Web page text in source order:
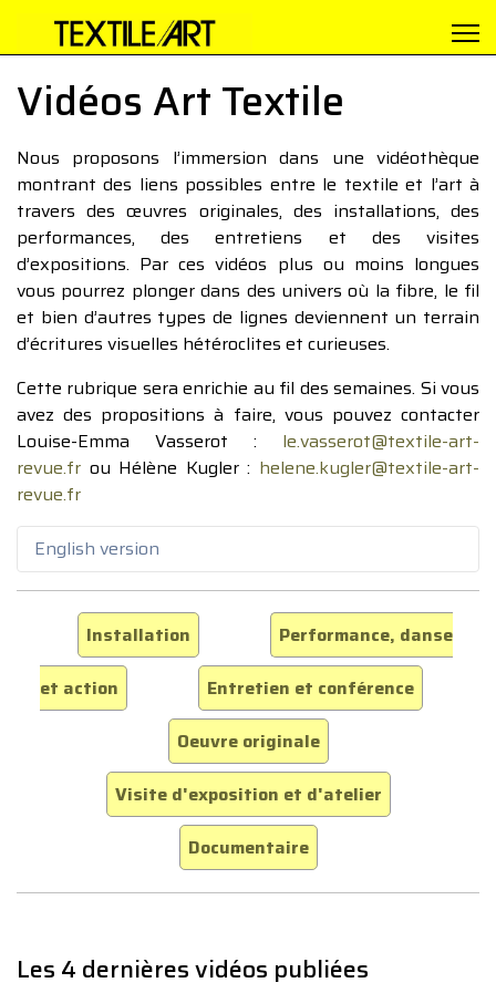
Vidéos Art Textile
Nous proposons l’immersion dans une vidéothèque
montrant des liens possibles entre le textile et l’art à
travers des œuvres originales, des installations, des
performances, des entretiens et des visites
d’expositions. Par ces vidéos plus ou moins longues
vous pourrez plonger dans des univers où la fibre, le fil
et bien d’autres types de lignes deviennent un terrain
d’écritures visuelles hétéroclites et curieuses.
Cette rubrique sera enrichie au fil des semaines. Si vous
avez des propositions à faire, vous pouvez contacter
Louise-Emma Vasserot : le.vasserot@textile-art-
revue.fr ou Hélène Kugler : helene.kugler@textile-art-
revue.fr
English version
Installation
Performance, danse
et action
Entretien et conférence
Oeuvre originale
Visite d'exposition et d'atelier
Documentaire
Les 4 dernières vidéos publiées